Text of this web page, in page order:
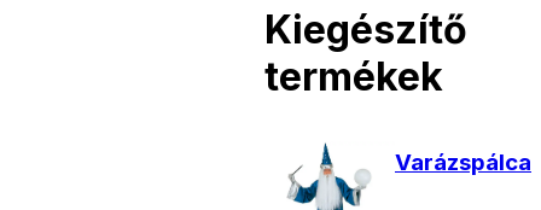
Kiegészítő
termékek
Varázspálca